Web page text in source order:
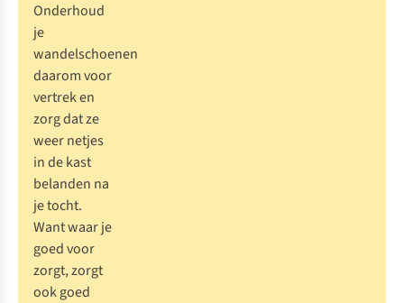
Onderhoud
je
wandelschoenen
daarom voor
vertrek en
zorg dat ze
weer netjes
in de kast
belanden na
je tocht.
Want waar je
goed voor
zorgt, zorgt
ook goed